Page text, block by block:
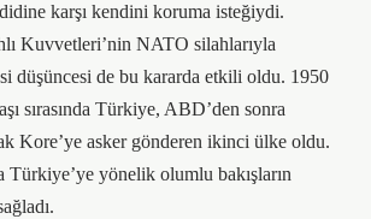
karşı kendini koruma isteğiydi.
Kuvvetleri’nin NATO silahlarıyla
düşüncesi de bu kararda etkili oldu. 1950
sırasında Türkiye, ABD’den sonra
Kore’ye asker gönderen ikinci ülke oldu.
Türkiye’ye yönelik olumlu bakışların